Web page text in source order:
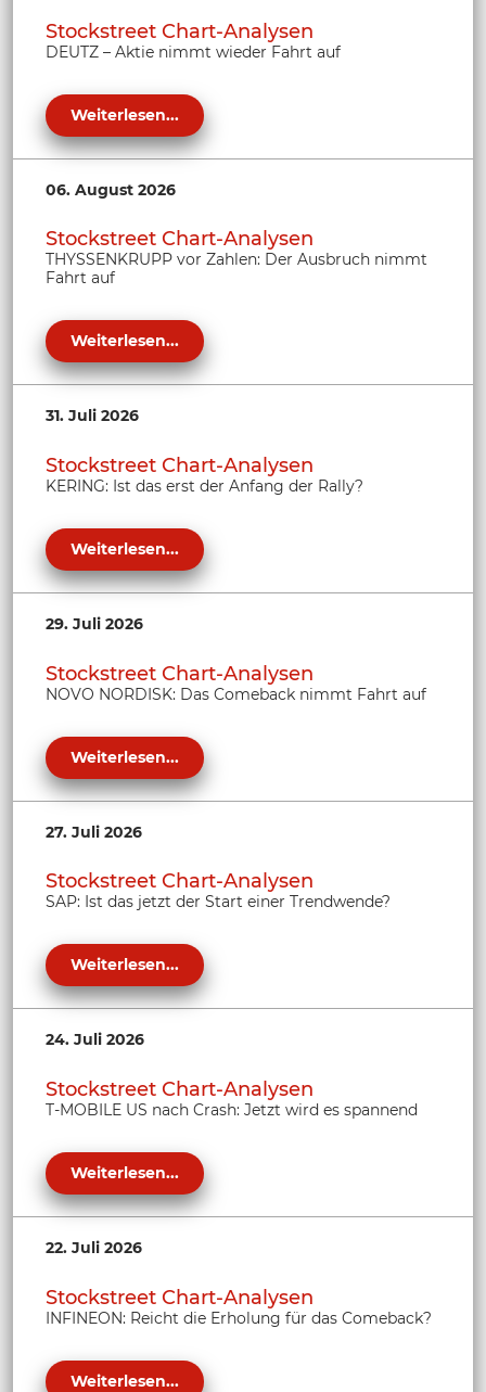
Stockstreet Chart-Analysen
DEUTZ – Aktie nimmt wieder Fahrt auf
Weiterlesen...
06. August 2026
Stockstreet Chart-Analysen
THYSSENKRUPP vor Zahlen: Der Ausbruch nimmt
Fahrt auf
Weiterlesen...
31. Juli 2026
Stockstreet Chart-Analysen
KERING: Ist das erst der Anfang der Rally?
Weiterlesen...
29. Juli 2026
Stockstreet Chart-Analysen
NOVO NORDISK: Das Comeback nimmt Fahrt auf
Weiterlesen...
27. Juli 2026
Stockstreet Chart-Analysen
SAP: Ist das jetzt der Start einer Trendwende?
Weiterlesen...
24. Juli 2026
Stockstreet Chart-Analysen
T-MOBILE US nach Crash: Jetzt wird es spannend
Weiterlesen...
22. Juli 2026
Stockstreet Chart-Analysen
INFINEON: Reicht die Erholung für das Comeback?
Weiterlesen...